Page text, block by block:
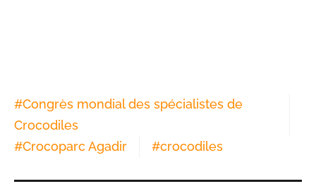
#Congrès mondial des spécialistes de
Crocodiles
#Crocoparc Agadir #crocodiles